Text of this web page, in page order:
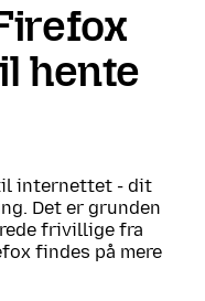
hente
internettet - dit
Det er grunden
frivillige fra
findes på mere